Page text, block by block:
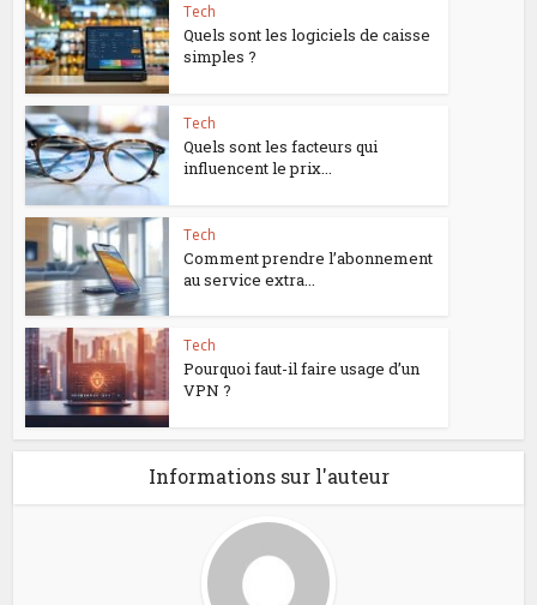
Tech
Quels sont les logiciels de caisse
simples ?
Tech
Quels sont les facteurs qui
influencent le prix...
Tech
Comment prendre l’abonnement
au service extra...
Tech
Pourquoi faut-il faire usage d’un
VPN ?
Informations sur l'auteur